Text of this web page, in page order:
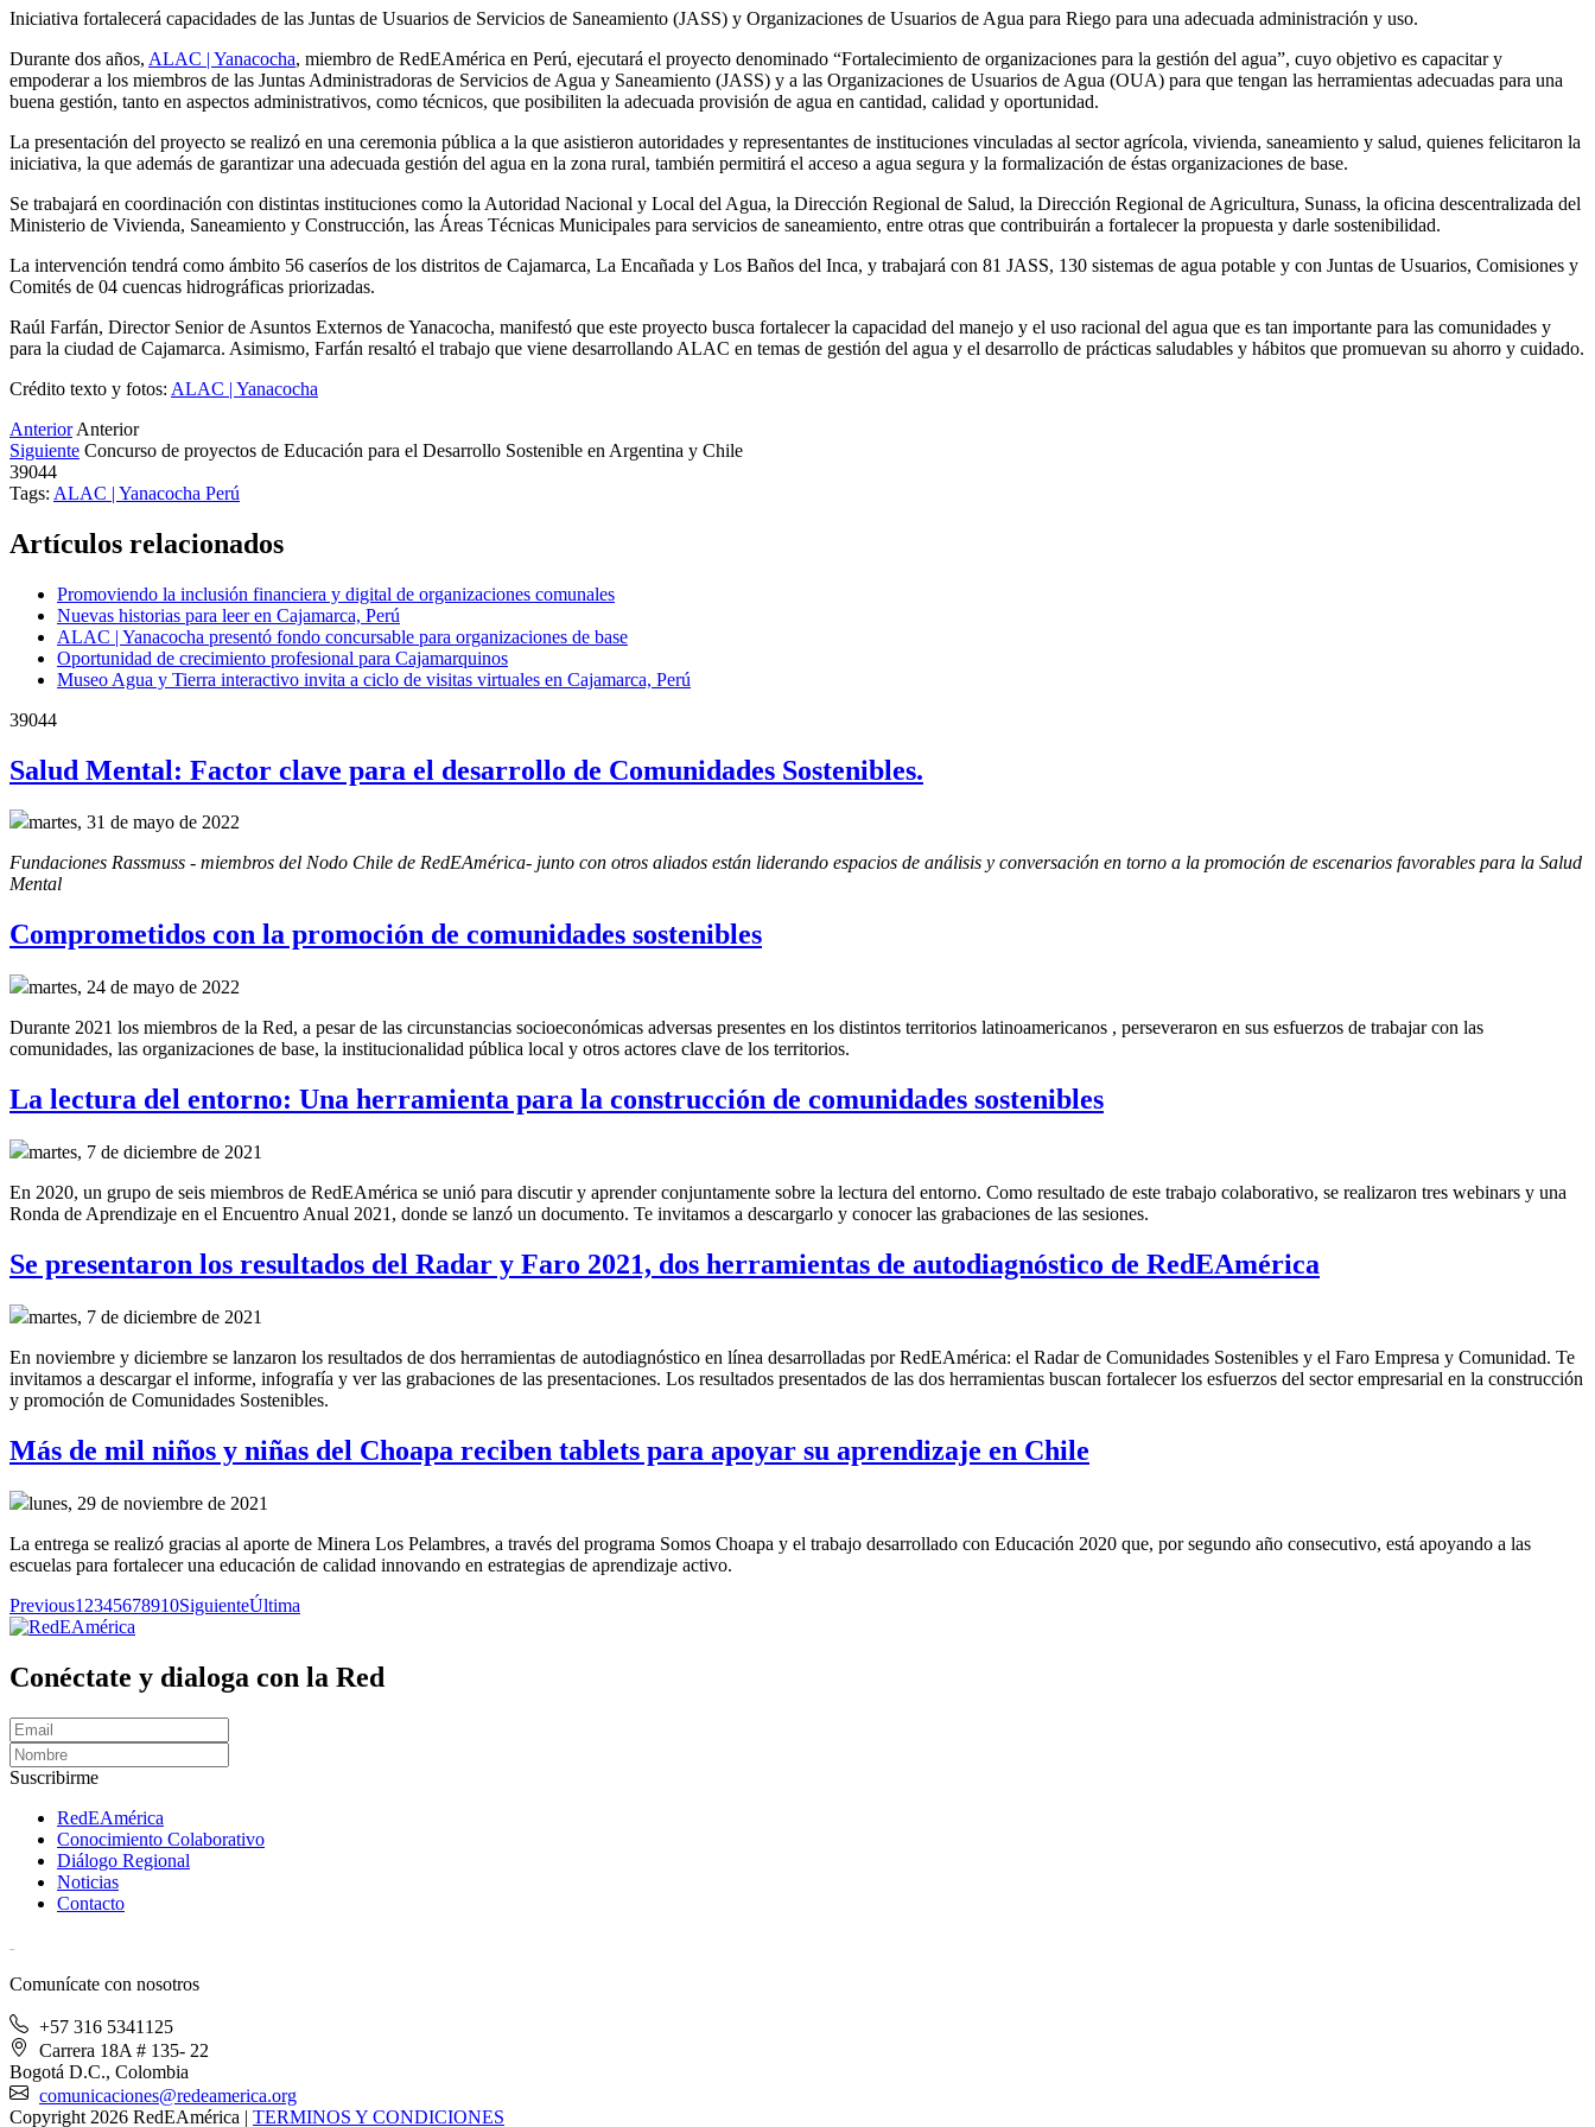
Iniciativa fortalecerá capacidades de las Juntas de Usuarios de Servicios de Saneamiento (JASS) y Organizaciones de Usuarios de Agua para Riego para una adecuada administración y uso.
Durante dos años, ALAC | Yanacocha, miembro de RedEAmérica en Perú, ejecutará el proyecto denominado “Fortalecimiento de organizaciones para la gestión del agua”, cuyo objetivo es capacitar y
empoderar a los miembros de las Juntas Administradoras de Servicios de Agua y Saneamiento (JASS) y a las Organizaciones de Usuarios de Agua (OUA) para que tengan las herramientas adecuadas para una
buena gestión, tanto en aspectos administrativos, como técnicos, que posibiliten la adecuada provisión de agua en cantidad, calidad y oportunidad.
La presentación del proyecto se realizó en una ceremonia pública a la que asistieron autoridades y representantes de instituciones vinculadas al sector agrícola, vivienda, saneamiento y salud, quienes felicitaron la
iniciativa, la que además de garantizar una adecuada gestión del agua en la zona rural, también permitirá el acceso a agua segura y la formalización de éstas organizaciones de base.
Se trabajará en coordinación con distintas instituciones como la Autoridad Nacional y Local del Agua, la Dirección Regional de Salud, la Dirección Regional de Agricultura, Sunass, la oficina descentralizada del
Ministerio de Vivienda, Saneamiento y Construcción, las Áreas Técnicas Municipales para servicios de saneamiento, entre otras que contribuirán a fortalecer la propuesta y darle sostenibilidad.
La intervención tendrá como ámbito 56 caseríos de los distritos de Cajamarca, La Encañada y Los Baños del Inca, y trabajará con 81 JASS, 130 sistemas de agua potable y con Juntas de Usuarios, Comisiones y
Comités de 04 cuencas hidrográficas priorizadas.
Raúl Farfán, Director Senior de Asuntos Externos de Yanacocha, manifestó que este proyecto busca fortalecer la capacidad del manejo y el uso racional del agua que es tan importante para las comunidades y
para la ciudad de Cajamarca. Asimismo, Farfán resaltó el trabajo que viene desarrollando ALAC en temas de gestión del agua y el desarrollo de prácticas saludables y hábitos que promuevan su ahorro y cuidado.
Crédito texto y fotos: ALAC | Yanacocha
Anterior Anterior
Siguiente Concurso de proyectos de Educación para el Desarrollo Sostenible en Argentina y Chile
39044
Tags: ALAC | Yanacocha Perú
Artículos relacionados
Promoviendo la inclusión financiera y digital de organizaciones comunales
Nuevas historias para leer en Cajamarca, Perú
ALAC | Yanacocha presentó fondo concursable para organizaciones de base
Oportunidad de crecimiento profesional para Cajamarquinos
Museo Agua y Tierra interactivo invita a ciclo de visitas virtuales en Cajamarca, Perú
39044
Salud Mental: Factor clave para el desarrollo de Comunidades Sostenibles.
martes, 31 de mayo de 2022
Fundaciones Rassmuss - miembros del Nodo Chile de RedEAmérica- junto con otros aliados están liderando espacios de análisis y conversación en torno a la promoción de escenarios favorables para la Salud
Mental
Comprometidos con la promoción de comunidades sostenibles
martes, 24 de mayo de 2022
Durante 2021 los miembros de la Red, a pesar de las circunstancias socioeconómicas adversas presentes en los distintos territorios latinoamericanos , perseveraron en sus esfuerzos de trabajar con las
comunidades, las organizaciones de base, la institucionalidad pública local y otros actores clave de los territorios.
La lectura del entorno: Una herramienta para la construcción de comunidades sostenibles
martes, 7 de diciembre de 2021
En 2020, un grupo de seis miembros de RedEAmérica se unió para discutir y aprender conjuntamente sobre la lectura del entorno. Como resultado de este trabajo colaborativo, se realizaron tres webinars y una
Ronda de Aprendizaje en el Encuentro Anual 2021, donde se lanzó un documento. Te invitamos a descargarlo y conocer las grabaciones de las sesiones.
Se presentaron los resultados del Radar y Faro 2021, dos herramientas de autodiagnóstico de RedEAmérica
martes, 7 de diciembre de 2021
En noviembre y diciembre se lanzaron los resultados de dos herramientas de autodiagnóstico en línea desarrolladas por RedEAmérica: el Radar de Comunidades Sostenibles y el Faro Empresa y Comunidad. Te
invitamos a descargar el informe, infografía y ver las grabaciones de las presentaciones. Los resultados presentados de las dos herramientas buscan fortalecer los esfuerzos del sector empresarial en la construcción
y promoción de Comunidades Sostenibles.
Más de mil niños y niñas del Choapa reciben tablets para apoyar su aprendizaje en Chile
lunes, 29 de noviembre de 2021
La entrega se realizó gracias al aporte de Minera Los Pelambres, a través del programa Somos Choapa y el trabajo desarrollado con Educación 2020 que, por segundo año consecutivo, está apoyando a las
escuelas para fortalecer una educación de calidad innovando en estrategias de aprendizaje activo.
Previous1 2345678910SiguienteÚltima
Conéctate y dialoga con la Red
Suscribirme
RedEAmérica
Conocimiento Colaborativo
Diálogo Regional
Noticias
Contacto
Comunícate con nosotros
+57 316 5341125
Carrera 18A # 135- 22
Bogotá D.C., Colombia
comunicaciones@redeamerica.org
Copyright 2026 RedEAmérica | TERMINOS Y CONDICIONES